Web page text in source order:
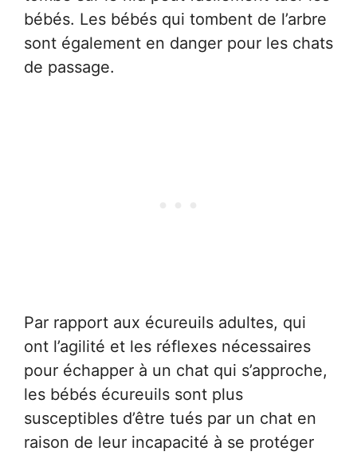
bébés. Les bébés qui tombent de l’arbre
sont également en danger pour les chats
de passage.
Par rapport aux écureuils adultes, qui
ont l’agilité et les réflexes nécessaires
pour échapper à un chat qui s’approche,
les bébés écureuils sont plus
susceptibles d’être tués par un chat en
raison de leur incapacité à se protéger